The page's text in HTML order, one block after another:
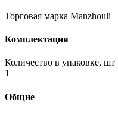
Торговая марка Manzhouli
Комплектация
Количество в упаковке, шт
1
Общие